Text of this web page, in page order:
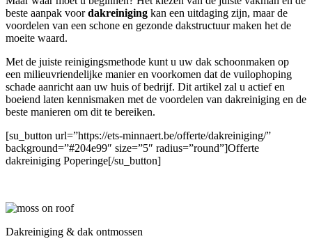
beste aanpak voordakreiniging kan een uitdaging zijn, maar de
voordelen van een schone en gezonde dakstructuur maken het de
moeite waard.
Met de juiste reinigingsmethode kunt u uw dak schoonmaken op
een milieuvriendelijke manier en voorkomen dat de vuilophoping
schade aanricht aan uw huis of bedrijf. Dit artikel zal u actief en
boeiend laten kennismaken met de voordelen van dakreiniging en de
beste manieren om dit te bereiken.
[su_button url=”https://ets-minnaert.be/offerte/dakreiniging/”
background=”#204e99″ size=”5″ radius=”round”]Offerte
dakreiniging Poperinge[/su_button]
Dakreiniging & dak ontmossen